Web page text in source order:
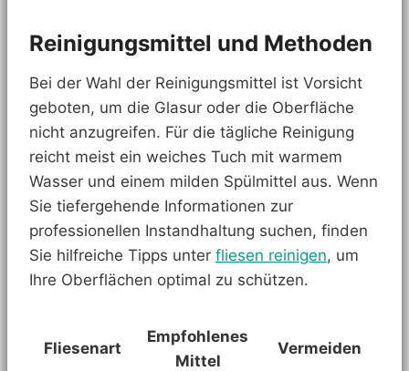
Reinigungsmittel und Methoden
Bei der Wahl der Reinigungsmittel ist Vorsicht
geboten, um die Glasur oder die Oberfläche
nicht anzugreifen. Für die tägliche Reinigung
reicht meist ein weiches Tuch mit warmem
Wasser und einem milden Spülmittel aus. Wenn
Sie tiefergehende Informationen zur
professionellen Instandhaltung suchen, finden
Sie hilfreiche Tipps unter fliesen reinigen, um
Ihre Oberflächen optimal zu schützen.
Fliesenart
Empfohlenes
Mittel
Vermeiden